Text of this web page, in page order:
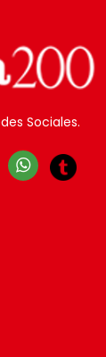
Sociales.